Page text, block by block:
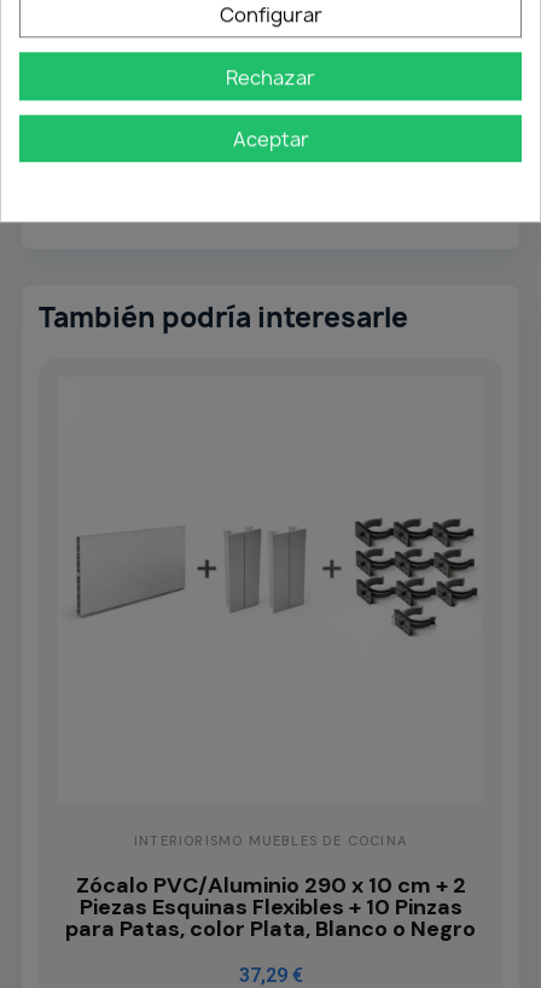
También podría interesarle
INTERIORISMO MUEBLES DE COCINA
Zócalo PVC/Aluminio 290 x 10 cm + 2
Piezas Esquinas Flexibles + 10 Pinzas
para Patas, color Plata, Blanco o Negro
37,29 €
Configurar
Rechazar
Aceptar